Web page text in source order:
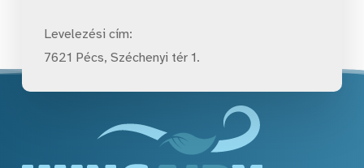
Levelezési cím:
7621 Pécs, Széchenyi tér 1.